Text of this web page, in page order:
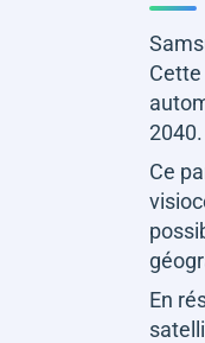
2040.
Ce
En